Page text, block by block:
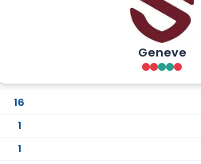
Geneve
16
1
1